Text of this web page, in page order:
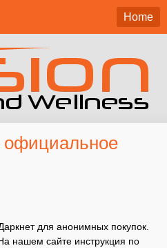
Home
официальное
для анонимных покупок.
нашем сайте инструкция по